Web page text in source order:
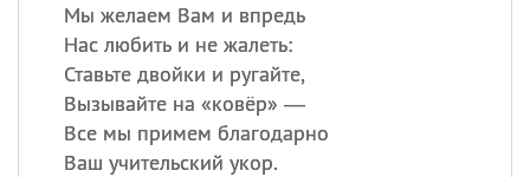
Мы желаем Вам и впредь
Нас любить и не жалеть:
Ставьте двойки и ругайте,
Вызывайте на «ковёр» —
Все мы примем благодарно
Ваш учительский укор.
ИМЕНА
Сегодня празднуют именины
Александр